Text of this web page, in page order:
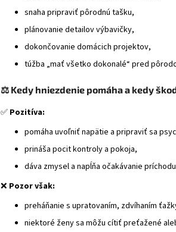
snaha pripraviť pôrodnú tašku,
plánovanie detailov výbavičky,
dokončovanie domácich projektov,
túžba „mať všetko dokonalé“ pred
⚖️ Kedy hniezdenie pomáha a kedy
✅ Pozitíva:
pomáha uvoľniť napätie a pripraviť sa
prináša pocit kontroly a pokoja,
dáva zmysel a napĺňa očakávanie
❌ Pozor však:
preháňanie s upratovaním, zdvíhaním
niektoré ženy sa môžu cítiť preťažené